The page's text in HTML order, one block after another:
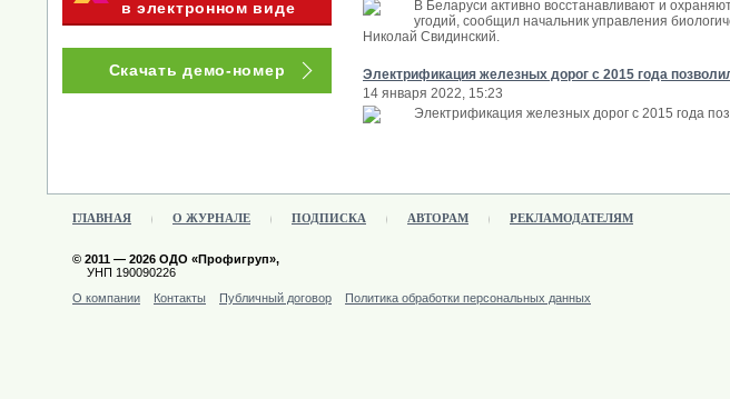
в электронном виде
Скачать демо-номер
В Беларуси активно восстанавливают и
угодий, сообщил начальник управления
Николай Свидинский.
Электрификация железных дорог с 2015 года
14 января 2022, 15:23
Электрификация железных дорог с 2015 года
ГЛАВНАЯ О ЖУРНАЛЕ ПОДПИСКА АВТОРАМ РЕКЛАМОДАТЕЛЯМ
© 2011 — 2026 ОДО «Профигруп»,
УНП 190090226
О компании
Контакты Публичный договор Политика обработки персональных данных